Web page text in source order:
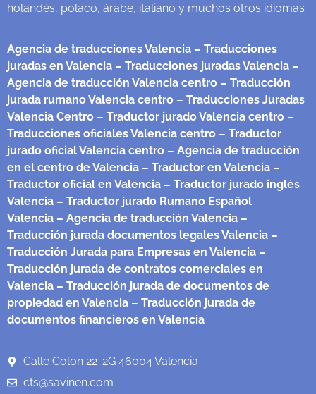
holandés, polaco, árabe, italiano y muchos otros idiomas
Agencia de traducciones Valencia – Traducciones
juradas en Valencia – Traducciones juradas Valencia –
Agencia de traducción Valencia centro – Traducción
jurada rumano Valencia centro – Traducciones Juradas
Valencia Centro – Traductor jurado Valencia centro –
Traducciones oficiales Valencia centro – Traductor
jurado oficial Valencia centro – Agencia de traducción
en el centro de Valencia – Traductor en Valencia –
Traductor oficial en Valencia – Traductor jurado inglés
Valencia – Traductor jurado Rumano Español
Valencia – Agencia de traducción Valencia –
Traducción jurada documentos legales Valencia –
Traducción Jurada para Empresas en Valencia –
Traducción jurada de contratos comerciales en
Valencia – Traducción jurada de documentos de
propiedad en Valencia – Traducción jurada de
documentos financieros en Valencia
Calle Colon 22-2G 46004 Valencia
cts@savinen.com